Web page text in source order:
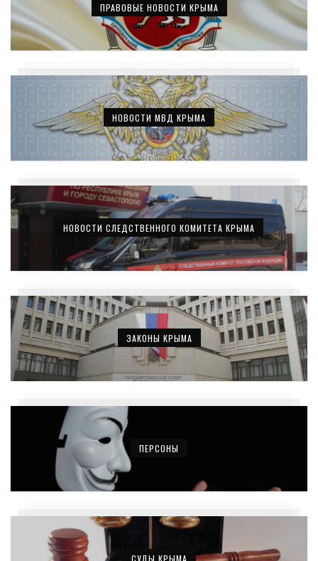
ПРАВОВЫЕ НОВОСТИ КРЫМА
НОВОСТИ МВД КРЫМА
НОВОСТИ СЛЕДСТВЕННОГО КОМИТЕТА КРЫМА
ЗАКОНЫ КРЫМА
ПЕРСОНЫ
СУДЫ КРЫМА